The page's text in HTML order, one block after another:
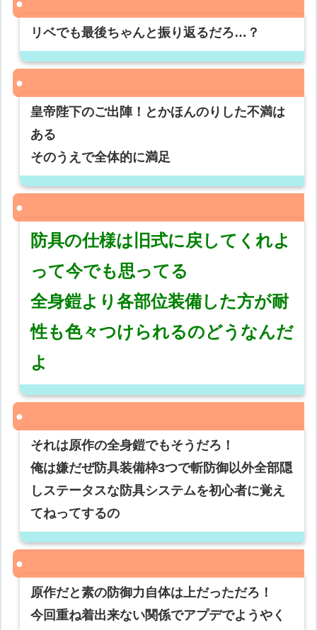
リベでも最後ちゃんと振り返るだろ…？
皇帝陛下のご出陣！とかほんのりした不満は
ある
そのうえで全体的に満足
防具の仕様は旧式に戻してくれよ
って今でも思ってる
全身鎧より各部位装備した方が耐
性も色々つけられるのどうなんだ
よ
それは原作の全身鎧でもそうだろ！
俺は嫌だぜ防具装備枠3つで斬防御以外全部隠
しステータスな防具システムを初心者に覚え
てねってするの
原作だと素の防御力自体は上だっただろ！
今回重ね着出来ない関係でアプデでようやく